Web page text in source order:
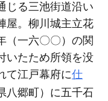
じる三池街道沿い
屋。柳川城主立花
（一六〇〇） の関
いたため所領を没
て江戸幕府に仕
八郷町） に五千石